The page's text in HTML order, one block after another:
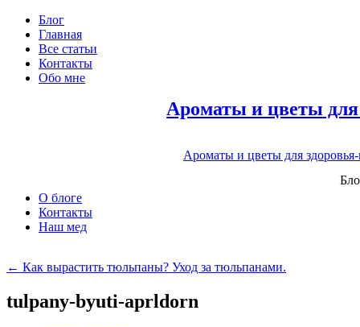
Блог
Главная
Все статьи
Контакты
Обо мне
Ароматы и цветы для
Ароматы и цветы для
О блоге
Контакты
Наш мед
← Как вырастить тюльпаны? Уход за тюльпанами.
tulpany-byuti-aprldorn